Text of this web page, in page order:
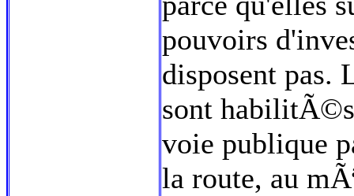
pouvoirs
disposent pas.
sont
voie publique
la route, au